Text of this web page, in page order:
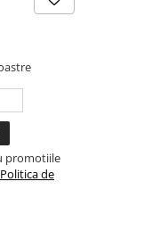
promotiile
Politica de